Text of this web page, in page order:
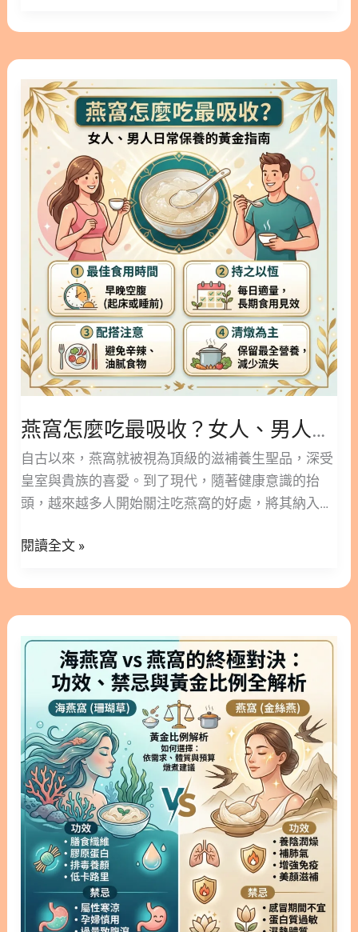
好的補肺養陰特性，性質相對溫和，對於調理身體有
著不錯的幫助。因為其天然潤肺的價值，燕窩在眾多
補品中一直佔有難以取代的地位。 1.2. 雪蛤的來源與
特色 相對於燕窩，雪蛤的來源則截然不同。雪蛤的學
名為東北林蛙，主要生長在中國東北如長白山等寒冷
地帶。這種林蛙為了度過長達五個月的嚴冬，會在體
內儲存大量的營養物質。 我們市面上所稱的雪蛤膏，
其實是雌性林蛙乾燥後的輸卵管。雪蛤的營養成分相
當豐富，除了含有大量蛋白質
價值、適合族群以及潛在禁忌仍一知半解。林安安營
養師深度解析燕窩的功效與禁忌，並探討長輩食用的
注意事項。希望透過客觀的分析，幫助您與家人找到
最適合的養生之道。 隱藏/顯示內容目錄 內容目錄 :
顯示/隱藏 1. 全面解析：燕窩的功效與禁忌 1.1. 燕窩
的4大核心營養與功效 1.2. 食用燕窩的常見禁忌與不
適合族群 2. 破除迷思：吃燕窩真的有用嗎？ 2.1. 醫
學客觀角度與傳統保健的交集 2.2. 長期穩定食用才是
發揮作用的關鍵 3. 銀髮族養生指南：燕窩老人可以
吃嗎？ 3.1. 好消化易吸收，長輩補充營養的最佳選擇
3.2. 保護大腦與提升防護力的關鍵好處 4. 挑選與食用
建議：最適合老人家燕窩的選擇原則 4.1. 避開高糖及
添加物陷阱，挑選純淨燕窩 4.2. 長輩食用燕窩的最佳
時機與日常搭配 5. 燕窩的功效結論：用高品質燕窩
守護家人的健康 6. 燕窩的常見問題│FAQ 7. 燕窩更多
閱讀 1. 全面解析：燕窩的功效與禁忌 燕窩性平味
甘，幾乎男女老少都可以安心享用，它擁有完整且全
面的營養成分。然而，想要吃得健康，就必須先徹底
了解燕窩的功效與潛在禁忌。 1.1. 燕窩的4大核心營
養與功效 燕窩中含有許多人體所需的營養素，其中最
知名且關鍵的成分如下： 適量食用燕窩，還能帶來保
護大腦、潤喉保養及增強體力等多重好處。 1.2. 食用
並非所有人都適合食用。以下族群在食用前需特別注
精與辛辣刺激性食物。若有服用中藥或西藥的需求，
最好與吃燕窩的時間間隔兩小時以上。 2. 破除迷
思：吃燕窩真的有用嗎？ 隨著健康意識抬頭，越來越
多消費者會問：「吃燕窩真的有用嗎？」有人認為燕
窩價格高昂但蛋白質含量不如雞蛋，對此我們需要從
客觀的角度來探討。 2.1. 醫學客觀角度與傳統保健的
交集 有部分醫學觀點指出，若單純以「蛋白質」的性
價比來看，雞蛋確實是更便宜且優質的來源。然而，
從科
有
燕窩怎麼吃最吸收？女人、男人日常保養的黃金指南
自古以來，燕窩就被視為頂級的滋補養生聖品，深受
皇室與貴族的喜愛。到了現代，隨著健康意識的抬
頭，越來越多人開始關注吃燕窩的好處，將其納入日
夜與作息不正常的問題，容易導致氣色暗沉與精神不
能有效為身體補充所需營養。林安安營養師將由淺入
深，為您全面解析燕窩的營養價值、男女不同的功
效，以及正確的食用方法。 隱藏/顯示內容目錄 內容
目錄 : 顯示/隱藏 1. 為什麼大家都在關注吃燕窩的好
處？ 2. 不可不知的燕窩好處與營養價值 2.1. 豐富的
燕窩酸與蛋白質 2.2. 調節生理機能與促進新陳代謝 3.
燕窩功效女人篇：養顏美容與各階段調理 3.1. 青春養
顏與肌膚保養 3.2. 孕期與產後的營養補給 4. 燕窩功
效男人篇：增強體力與日常輕補 4.1. 運動後的蛋白質
補充 4.2. 提升保護力與潤喉保養 5. 長期吃燕窩真的
有用嗎？ 5.1. 持續攝取的健康助益 5.2. 燕窩保養的正
確觀念 6. 燕窩怎麼吃最有效？黃金吸收時間與食譜
6.1. 空腹食用的黃金時段 6.2. 推薦的美味燕窩搭配 7.
吃燕窩的好處結論：立即開啟您的健康保養之旅 8.
吃燕窩的常見問題│FAQ 9. 吃燕窩更多閱讀 1. 為什麼
大家都在關注吃燕窩的好處？ 燕窩之所以受到熱烈討
窩
怎
麼
吃
收？
人、
人
日
常
保
的
黃
金
指
閱讀全文 »
燕
窩
的
終
極
決：
功
效、